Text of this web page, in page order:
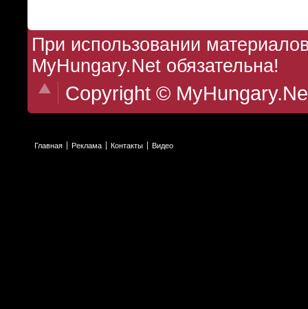
При использовании
MyHungary.Net обязательна!
Copyright ©
Главная Реклама Контакты Видео